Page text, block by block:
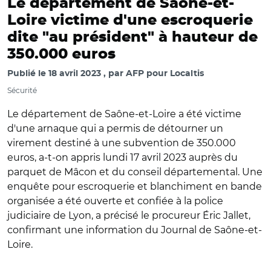
Le département de Saône-et-
Loire victime d'une escroquerie
dite "au président" à hauteur de
350.000 euros
Publié le 18 avril 2023 par AFP pour Localtis
Sécurité
Le département de Saône-et-Loire a été victime
d'une arnaque qui a permis de détourner un
virement destiné à une subvention de 350.000
euros, a-t-on appris lundi 17 avril 2023 auprès du
parquet de Mâcon et du conseil départemental. Une
enquête pour escroquerie et blanchiment en bande
organisée a été ouverte et confiée à la police
judiciaire de Lyon, a précisé le procureur Éric Jallet,
confirmant une information du Journal de Saône-et-
Loire.